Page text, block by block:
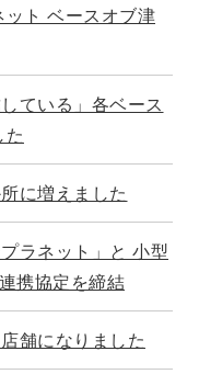
ト ベースオブ津
ている」各ベース
に増えました
ラネット」と 小型
携協定を締結
舗になりました